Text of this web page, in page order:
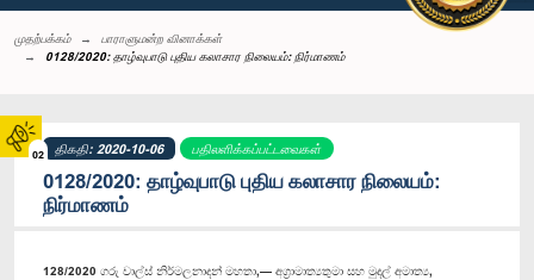
02
முதற்பக்கம்
பாராளுமன்ற வினாக்கள்
0128/2020: தாழ்வுபாடு புதிய கலாசார நிலையம்: நிர்மாணம்
திகதி: 2020-10-06 பதிலளிக்கப்பட்டவைகள்
0128/2020: தாழ்வுபாடு புதிய கலாசார நிலையம்:
நிர்மாணம்
128/2020 ගරු චාල්ස් නිර්මලනාදන් මහතා,— අග්‍රාමාත්‍යතුමා සහ මුදල් අමාත්‍ය,